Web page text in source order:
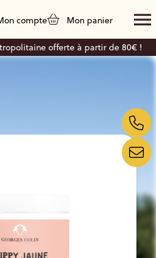
compte Mon panier
offerte à partir de 80€ !